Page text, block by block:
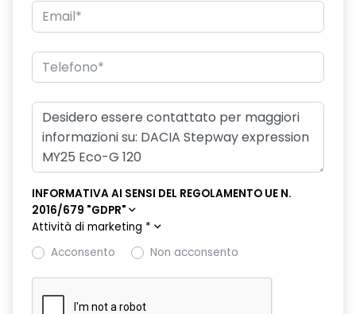
INFORMATIVA AI SENSI DEL REGOLAMENTO UE N.
2016/679 "GDPR"
Attività di marketing *
Acconsento
Non acconsento